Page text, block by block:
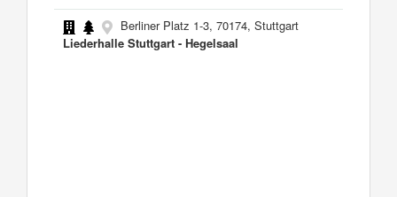
Berliner Platz 1-3, 70174, Stuttgart
Liederhalle Stuttgart - Hegelsaal